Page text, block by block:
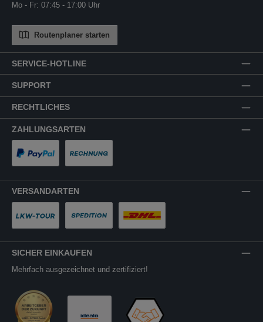
SERVICE-HOTLINE
SUPPORT
RECHTLICHES
ZAHLUNGSARTEN
VERSANDARTEN
Mo - Fr: 07:45 - 17:00 Uhr
Routenplaner starten
SICHER EINKAUFEN
Mehrfach ausgezeichnet und zertifiziert!